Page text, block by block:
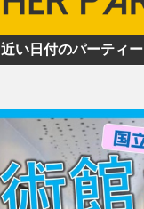
近い日付のパーティー